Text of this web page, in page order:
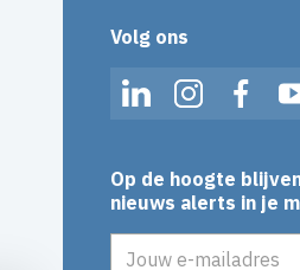
Volg ons
LinkedInInstagram
Op de hoogte
nieuws alerts in je